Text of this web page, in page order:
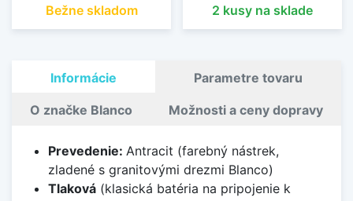
Bežne skladom 2 kusy na sklade
Informácie Parametre tovaru
O značke Blanco Možnosti a ceny dopravy
Prevedenie: Antracit (farebný nástrek,
zladené s granitovými drezmi Blanco)
Tlaková(klasická batéria na pripojenie k